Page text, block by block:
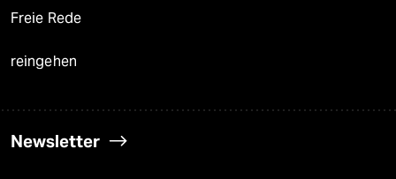
Freie Rede
reingehen
Newsletter